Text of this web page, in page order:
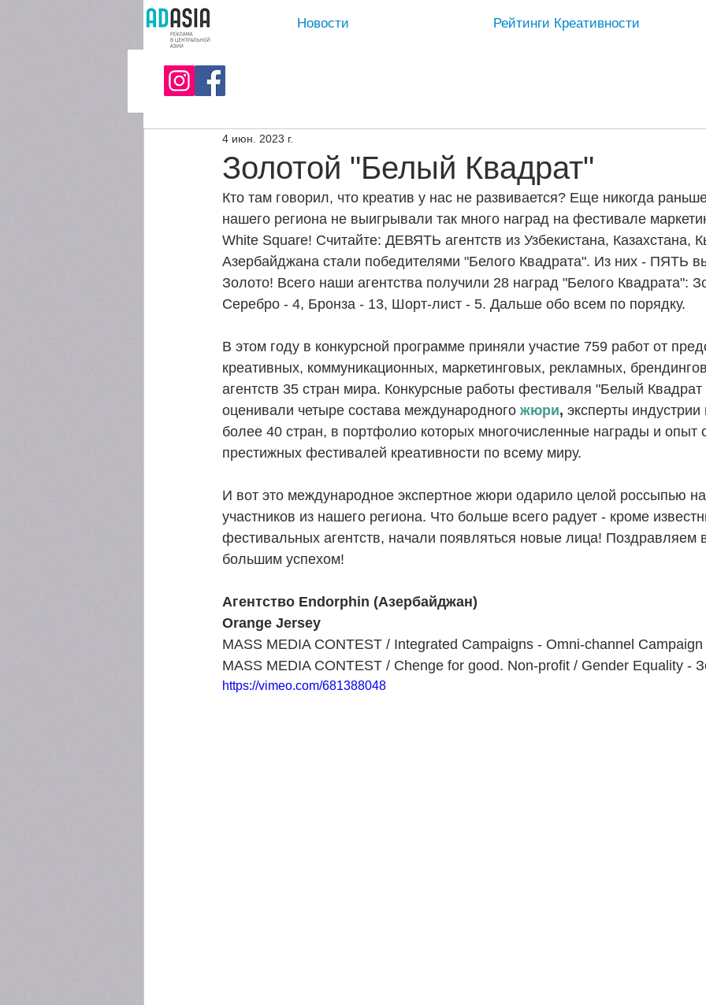
Новости Рейтинги Креативности
Золотой "Белый Квадрат"
4 июн. 2023 г.
Кто там говорил, что креатив у нас не развивается? Еще никогда
нашего региона не выигрывали так много наград на фестивале
White Square! Считайте: ДЕВЯТЬ агентств из Узбекистана, Казахстана,
Азербайджана стали победителями "Белого Квадрата". Из них - ПЯТЬ
Золото! Всего наши агентства получили 28 наград "Белого Квадрата":
Серебро - 4, Бронза - 13, Шорт-лист - 5. Дальше обо всем по порядку.
В этом году в конкурсной программе приняли участие 759 работ от
креативных, коммуникационных, маркетинговых, рекламных,
агентств 35 стран мира. Конкурсные работы фестиваля "Белый
оценивали четыре состава международного жюри, эксперты
более 40 стран, в портфолио которых многочисленные награды и опыт
престижных фестивалей креативности по всему миру.
И вот это международное экспертное жюри одарило целой россыпью
участников из нашего региона. Что больше всего радует - кроме
фестивальных агентств, начали появляться новые лица! Поздравляем
большим успехом!
Агентство Endorphin (Азербайджан)
Orange Jersey
MASS MEDIA CONTEST / Integrated Campaigns - Omni-channel
MASS MEDIA CONTEST / Chenge for good. Non-profit / Gender Equality -
https://vimeo.com/681388048